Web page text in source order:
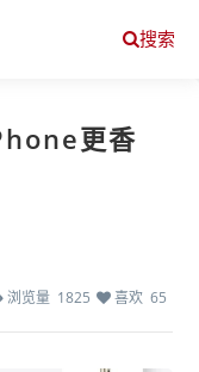
搜索
更香
浏览量 1825 喜欢 65